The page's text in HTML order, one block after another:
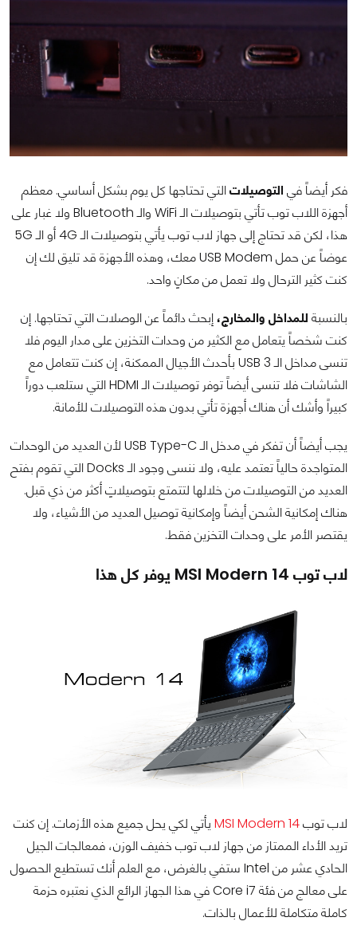
فكر أيضاً في التوصيلاتالتي تحتاجها كل يوم بشكل أساسي. معظم
أجهزة اللاب توب تأتي بتوصيلات الـ WiFi والـ Bluetooth ولا غبار على
هذا، لكن قد تحتاج إلى جهاز لاب توب يأتي بتوصيلات الـ 4G أو الـ 5G
عوضاً عن حمل USB Modem معك، وهذه الأجهزة قد تليق لك إن
كنت كثير الترحال ولا تعمل من مكانٍ واحد.
بالنسبة للمداخل والمخارج،إبحث دائماً عن الوصلات التي تحتاجها. إن
كنت شخصاً يتعامل مع الكثير من وحدات التخزين على مدار اليوم فلا
تنسى مداخل الـ USB 3 بأحدث الأجيال الممكنة، إن كنت تتعامل مع
الشاشات فلا تنسى أيضاً توفر توصيلات الـ HDMI التي ستلعب دوراً
كبيراً وأشك أن هناك أجهزة تأتي بدون هذه التوصيلات للأمانة.
يجب أيضاً أن تفكر في مدخل الـ USB Type-C لأن العديد من الوحدات
المتواجدة حالياً تعتمد عليه، ولا ننسى وجود الـ Docks التي تقوم بفتح
العديد من التوصيلات من خلالها لتتمتع بتوصيلاتٍ أكثر من ذي قبل.
هناك إمكانية الشحن أيضاً وإمكانية توصيل العديد من الأشياء، ولا
يقتصر الأمر على وحدات التخزين فقط.
لاب توب MSI Modern 14 يوفر كل هذا
لاب توبMSI Modern 14 يأتي لكي يحل جميع هذه الأزمات. إن كنت
تريد الأداء الممتاز من جهاز لاب توب خفيف الوزن، فمعالجات الجيل
الحادي عشر من Intel ستفي بالغرض، مع العلم أنك تستطيع الحصول
على معالج من فئة Core i7 في هذا الجهاز الرائع الذي نعتبره حزمة
كاملة متكاملة للأعمال بالذات.